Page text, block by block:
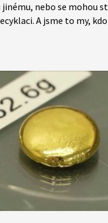
nebo se mohou
A jsme to my,